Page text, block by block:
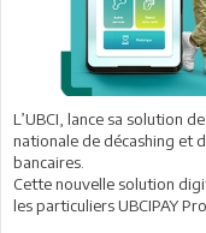
L’UBCI, lance sa solution
nationale de décashing et
bancaires.
Cette nouvelle solution
les particuliers UBCIPAY